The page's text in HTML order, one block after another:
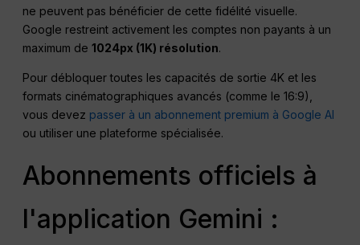
ne peuvent pas bénéficier de cette fidélité visuelle.
Google restreint activement les comptes non payants à un
maximum de1024px (1K) résolution.
Pour débloquer toutes les capacités de sortie 4K et les
formats cinématographiques avancés (comme le 16:9),
vous devez passer à un abonnement premium à Google AI
ou utiliser une plateforme spécialisée.
Abonnements officiels à
l'application Gemini :